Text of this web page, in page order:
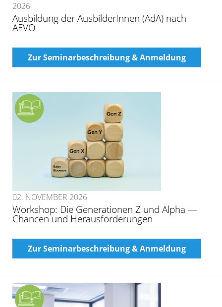
2026
Ausbildung der AusbilderInnen (AdA) nach
AEVO
Zur Seminarbeschreibung & Anmeldung
02. NOVEMBER 2026
Workshop: Die Generationen Z und Alpha —
Chancen und Herausforderungen
Zur Seminarbeschreibung & Anmeldung